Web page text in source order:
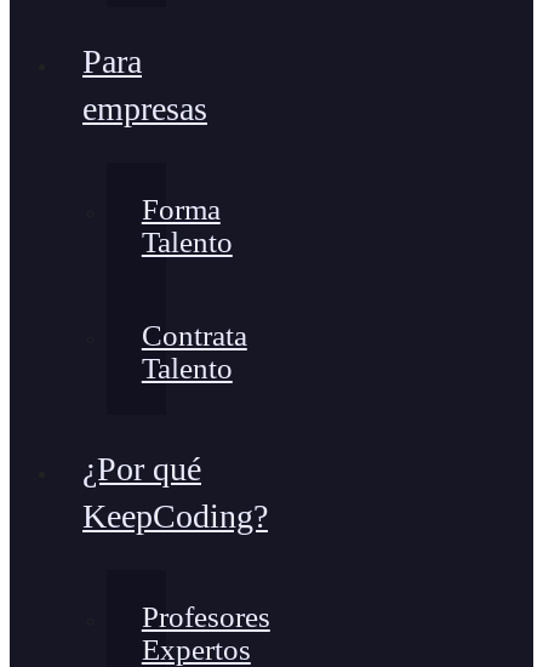
Para
empresas
Forma
Talento
Contrata
Talento
¿Por qué
KeepCoding?
Profesores
Expertos